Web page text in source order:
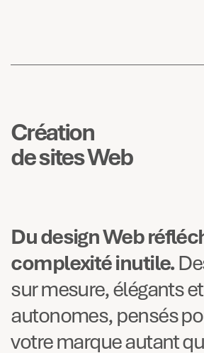
Création
de sites Web
Du design Web
complexité inutile.
sur mesure, élégants et
autonomes, pensés
votre marque autant